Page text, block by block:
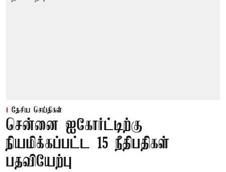
தேசிய செய்திகள்
சென்னை ஐகோர்ட்டிற்கு
நியமிக்கப்பட்ட 15 நீதிபதிகள்
பதவியேற்பு